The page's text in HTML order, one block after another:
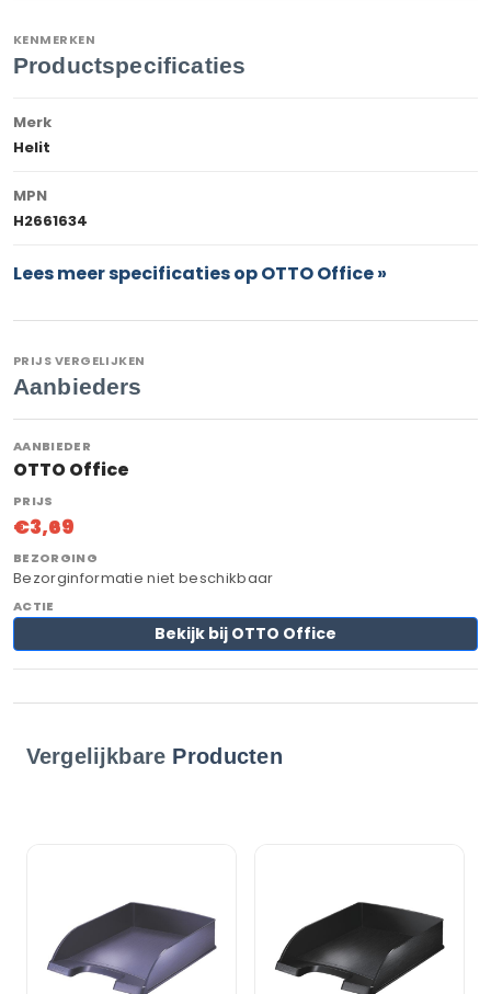
KENMERKEN
Productspecificaties
Merk
Helit
MPN
H2661634
Lees meer specificaties op OTTO Office »
PRIJS VERGELIJKEN
Aanbieders
OTTO Office
€3,69
Bezorginformatie niet beschikbaar
Bekijk bij OTTO Office
Vergelijkbare Producten